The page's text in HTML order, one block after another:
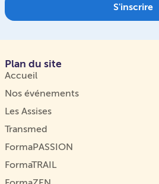
S'inscrire
Plan du site
Accueil
Nos événements
Les Assises
Transmed
FormaPASSION
FormaTRAIL